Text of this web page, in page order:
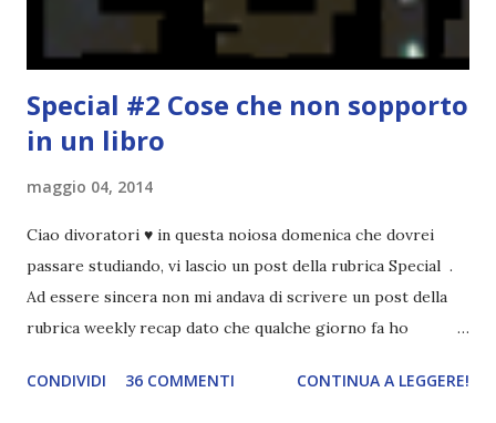
TBR+OBIETTIVI Questa è la mia tbr del mese...
Special #2 Cose che non sopporto
in un libro
maggio 04, 2014
Ciao divoratori ♥ in questa noiosa domenica che dovrei
passare studiando, vi lascio un post della rubrica Special .
Ad essere sincera non mi andava di scrivere un post della
rubrica weekly recap dato che qualche giorno fa ho
troppo creare un nuovo banner xD Nella puntata di oggi vi
CONDIVIDI 36 COMMENTI CONTINUA A LEGGERE!